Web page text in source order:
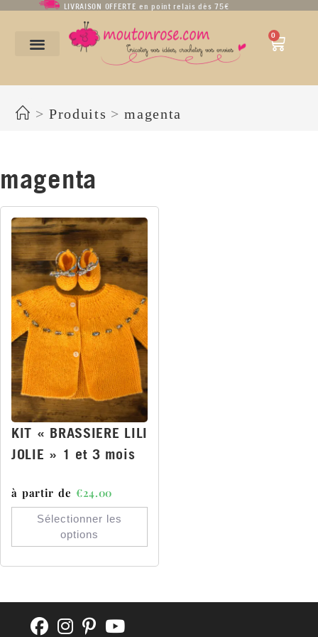
LIVRAISON OFFERTE en point relais dès 75€
0
> Produits > magenta
magenta
KIT « BRASSIERE LILI
JOLIE » 1 et 3 mois
à partir de €24.00
Sélectionner les
options